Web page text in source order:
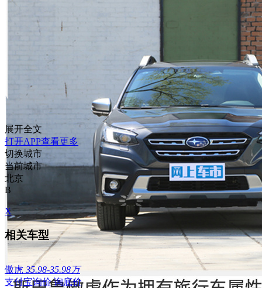
展开全文
打开APP查看更多
切换城市
当前城市
北京
B
X
相关车型
傲虎 35.98-35.98万
支付宝询价 询底价